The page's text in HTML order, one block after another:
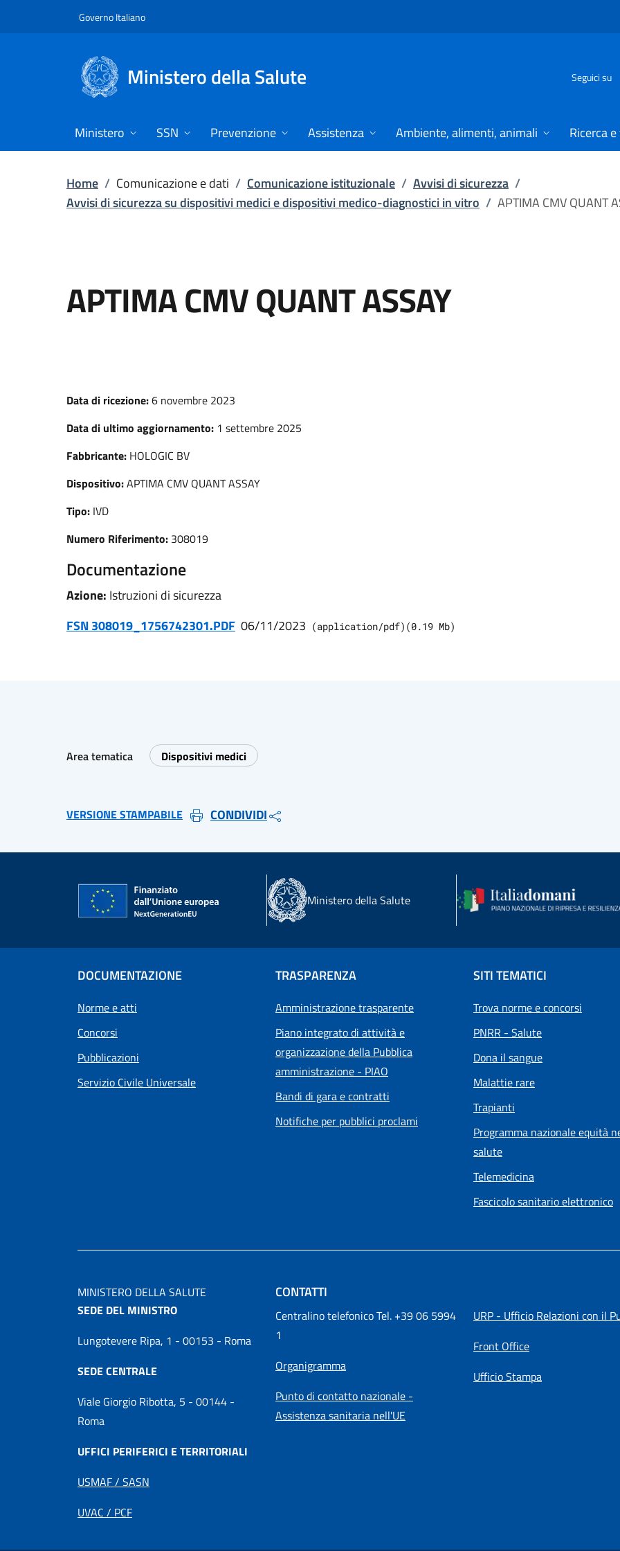
Governo Italiano
Ministero della Salute Seguici su
Ministero SSN Prevenzione Assistenza Ambiente, alimenti, animali Ricerca
Home / Comunicazione e dati / Comunicazione istituzionale / Avvisi di sicurezza /
Avvisi di sicurezza su dispositivi medici e dispositivi medico-diagnostici in vitro / APTIMA CMV QUANT
APTIMA CMV QUANT ASSAY
Data di ricezione:6 novembre 2023
Data di ultimo aggiornamento: 1 settembre 2025
Fabbricante: HOLOGIC BV
Dispositivo:APTIMA CMV QUANT ASSAY
Tipo: IVD
Numero Riferimento: 308019
Documentazione
Azione: Istruzioni di sicurezza
FSN 308019_1756742301.PDF 06/11/2023 (application/pdf) (0.19 Mb)
Area tematica Dispositivi medici
VERSIONE STAMPABILE CONDIVIDI
Ministero della Salute
DOCUMENTAZIONE
Norme e atti
Concorsi
Pubblicazioni
Servizio Civile Universale
TRASPARENZA
Amministrazione trasparente
Piano integrato di attività e
organizzazione della Pubblica
amministrazione - PIAO
Bandi di gara e contratti
Notifiche per pubblici proclami
SITI TEMATICI
Trova norme e concorsi
PNRR - Salute
Dona il sangue
Malattie rare
Trapianti
Programma nazionale equità
salute
Telemedicina
Fascicolo sanitario elettronico
MINISTERO DELLA SALUTE
SEDE DEL MINISTRO
Lungotevere Ripa, 1 - 00153 - Roma
SEDE CENTRALE
Viale Giorgio Ribotta, 5 - 00144 -
Roma
UFFICI PERIFERICI E TERRITORIALI
USMAF / SASN
UVAC / PCF
CONTATTI
Centralino telefonico Tel. +39 06 5994
1
Organigramma
Punto di contatto nazionale -
Assistenza sanitaria nell'UE
URP - Ufficio Relazioni con il
Front Office
Ufficio Stampa